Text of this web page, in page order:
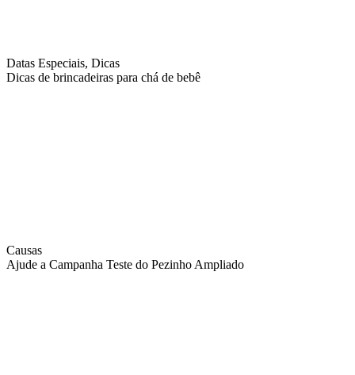
Datas Especiais, Dicas
Dicas de brincadeiras para chá de bebê
Causas
Ajude a Campanha Teste do Pezinho Ampliado